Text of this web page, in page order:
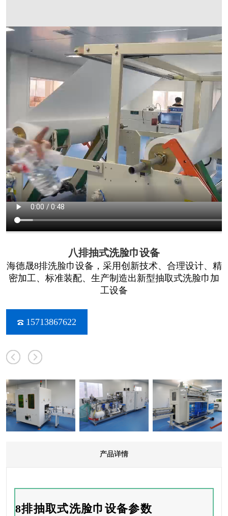
八排抽式洗脸巾设备
海德晟8排洗脸巾设备，采用创新技术、合理设计、精
密加工、标准装配、生产制造出新型抽取式洗脸巾加
工设备
15713867622
产品详情
8排抽取式洗脸巾设备参数